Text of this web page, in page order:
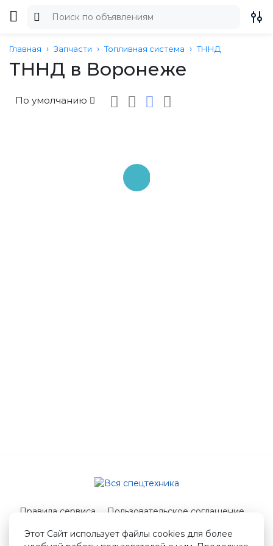
Главная Запчасти Топливная система ТННД
ТННД в Воронеже
По умолчанию
Этот Сайт использует файлы cookies для более
Правила сервиса
Пользовательское соглашение